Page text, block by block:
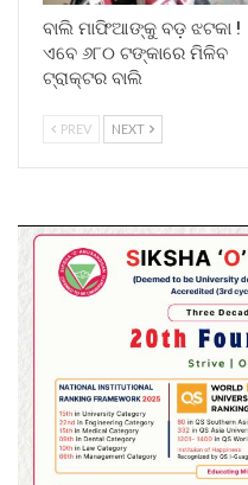
ବାଲି ମାଫିଆଙ୍କୁ ବଡ଼ ଝଟକା !
ଏବେ ୬୮୦ ଟଙ୍କାରେ ମିଳିବ
ଟ୍ରାକ୍ଟର ବାଲି
PREV NEXT